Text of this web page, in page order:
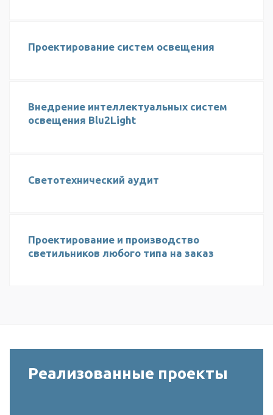
Проектирование систем освещения
Внедрение интеллектуальных систем
освещения Blu2Light
Светотехнический аудит
Проектирование и производство
светильников любого типа на заказ
Реализованные проекты